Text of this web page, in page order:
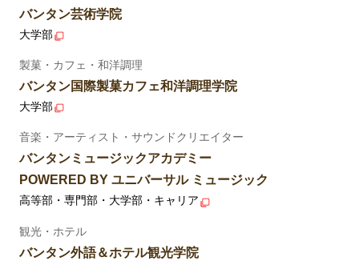
バンタン芸術学院
大学部
製菓・カフェ・和洋調理
バンタン国際製菓カフェ和洋調理学院
大学部
音楽・アーティスト・サウンドクリエイター
バンタンミュージックアカデミー
POWERED BY ユニバーサル ミュージック
高等部・専門部・大学部・キャリア
観光・ホテル
バンタン外語＆ホテル観光学院